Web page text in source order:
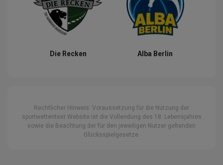
Die Recken Alba Berlin
Rechtlicher Hinweis: Voraussetzung für die Nutzung der
sportwettentest Website ist die Vollendung des 18. Lebensjahres
sowie die Beachtung der für den jeweiligen Nutzer geltenden
Glücksspielgesetze.